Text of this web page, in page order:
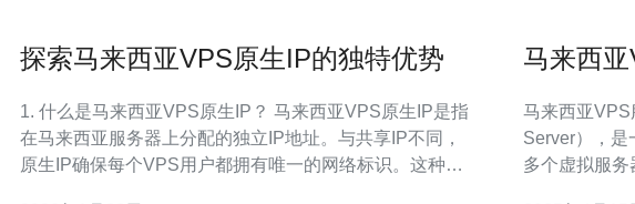
探索马来西亚VPS原生IP的独特优势
1. 什么是马来西亚VPS原生IP？ 马来西亚VPS原生IP是指
在马来西亚服务器上分配的独立IP地址。与共享IP不同，
原生IP确保每个VPS用户都拥有唯一的网络标识。这种独
马来西
马来西亚VPS服务 VPS即虚拟专用服务器（
Server），是
多个虚拟服